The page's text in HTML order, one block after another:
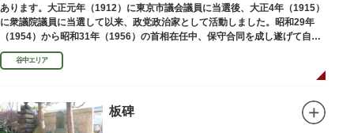
あります。大正元年（1912）に東京市議会議員に当選後、大正4年（1915）
に衆議院議員に当選して以来、政党政治家として活動しました。昭和29年
（1954）から昭和31年（1956）の首相在任中、保守合同を成し遂げて自由
民主党の初代総裁となり、日本とソビエト連邦の国交回復を実現しました。
谷中エリア
板碑